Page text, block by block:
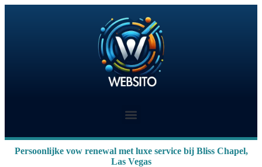
Persoonlijke vow renewal met luxe service bij Bliss Chapel,
Las Vegas